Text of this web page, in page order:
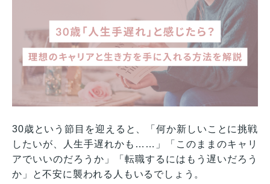
30歳という節目を迎えると、「何か新しいことに挑戦
したいが、人生手遅れかも……」「このままのキャリ
アでいいのだろうか」「転職するにはもう遅いだろう
か」と不安に襲われる人もいるでしょう。